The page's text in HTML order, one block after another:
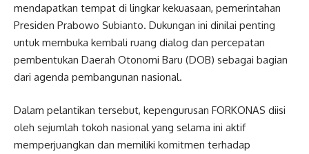
mendapatkan tempat di lingkar kekuasaan, pemerintahan
Presiden Prabowo Subianto. Dukungan ini dinilai penting
untuk membuka kembali ruang dialog dan percepatan
pembentukan Daerah Otonomi Baru (DOB) sebagai bagian
dari agenda pembangunan nasional.
Dalam pelantikan tersebut, kepengurusan FORKONAS diisi
oleh sejumlah tokoh nasional yang selama ini aktif
memperjuangkan dan memiliki komitmen terhadap